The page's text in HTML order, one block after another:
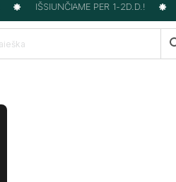
IŠSIUNČIAME PER 1-2D.D.!